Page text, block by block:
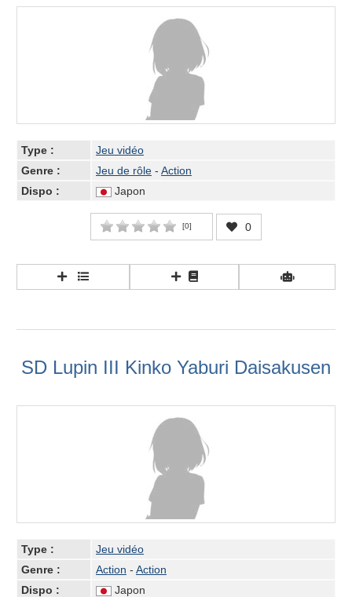
Type :
Jeu vidéo
Genre :
Jeu de rôle - Action
Dispo :
Japon
[0] 0
SD Lupin III Kinko Yaburi Daisakusen
Type :
Jeu vidéo
Genre :
Action - Action
Dispo :
Japon